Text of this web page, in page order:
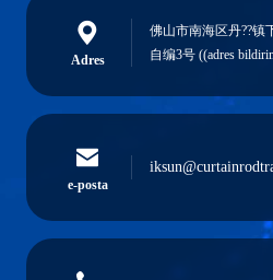
Adres
佛山市南海区丹??镇
自编3号 ((adres
e-posta